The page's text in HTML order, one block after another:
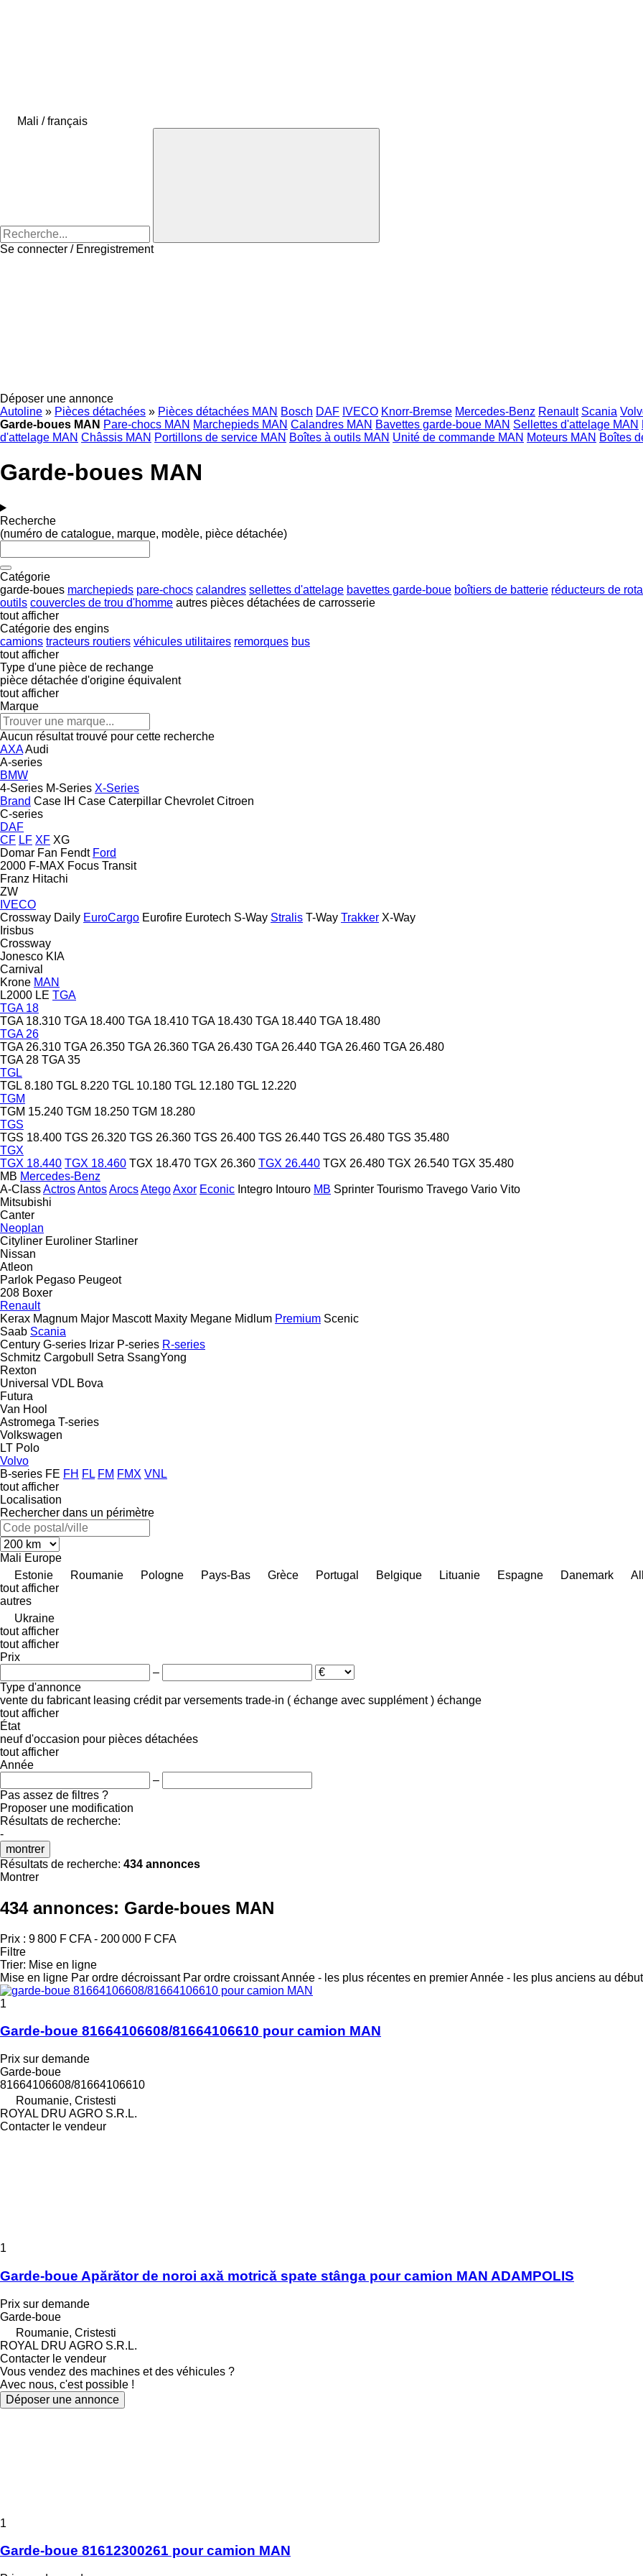
Mali / français
Se connecter / Enregistrement
Déposer une annonce
Autoline » Pièces détachées » Pièces détachées MAN Bosch DAF IVECO Knorr-Bremse Mercedes-Benz Renault Scania
Garde-boues MAN Pare-chocs MAN Marchepieds MAN Calandres MAN Bavettes garde-boue MAN Sellettes d'attelage MAN
d'attelage MAN Châssis MAN Portillons de service MAN Boîtes à outils MAN Unité de commande MAN Moteurs MAN Boîtes
Garde-boues MAN
Recherche
(numéro de catalogue, marque, modèle, pièce détachée)
Catégorie
garde-boues marchepieds pare-chocs calandres sellettes d'attelage bavettes garde-boue boîtiers de batterie réducteurs de
outils couvercles de trou d'homme autres pièces détachées de carrosserie
tout afficher
Catégorie des engins
camions tracteurs routiers véhicules utilitaires remorques bus
tout afficher
Type d'une pièce de rechange
pièce détachée d'origine équivalent
tout afficher
Marque
Aucun résultat trouvé pour cette recherche
AXAAudi
A-series
BMW
4-Series M-Series X-Series
Brand Case IH Case Caterpillar Chevrolet Citroen
C-series
DAF
CF LF XF XG
Domar Fan Fendt Ford
2000 F-MAX Focus Transit
Franz Hitachi
ZW
IVECO
Crossway Daily EuroCargo Eurofire Eurotech S-Way Stralis T-Way Trakker X-Way
Irisbus
Crossway
Jonesco KIA
Carnival
Krone MAN
L2000 LE TGA
TGA 18
TGA 18.310 TGA 18.400 TGA 18.410 TGA 18.430 TGA 18.440 TGA 18.480
TGA 26
TGA 26.310 TGA 26.350 TGA 26.360 TGA 26.430 TGA 26.440 TGA 26.460 TGA 26.480
TGA 28 TGA 35
TGL
TGL 8.180 TGL 8.220 TGL 10.180 TGL 12.180 TGL 12.220
TGM
TGM 15.240 TGM 18.250 TGM 18.280
TGS
TGS 18.400 TGS 26.320 TGS 26.360 TGS 26.400 TGS 26.440 TGS 26.480 TGS 35.480
TGX
TGX 18.440 TGX 18.460 TGX 18.470 TGX 26.360 TGX 26.440 TGX 26.480 TGX 26.540 TGX 35.480
MB Mercedes-Benz
A-ClassActrosAntosArocsAtegoAxor Econic Integro Intouro MB Sprinter Tourismo Travego Vario Vito
Mitsubishi
Canter
Neoplan
Cityliner Euroliner Starliner
Nissan
Atleon
Parlok Pegaso Peugeot
208 Boxer
Renault
Kerax Magnum Major Mascott Maxity Megane Midlum Premium Scenic
Saab Scania
Century G-series Irizar P-series R-series
Schmitz Cargobull
Setra SsangYong
Rexton
Universal VDL Bova
Futura
Van Hool
Astromega T-series
Volkswagen
LT Polo
Volvo
B-series FE FH FL FM FMX VNL
tout afficher
Localisation
Rechercher dans un périmètre
Mali Europe
Estonie
Roumanie Pologne Pays-Bas Grèce Portugal Belgique Lituanie Espagne Danemark
tout afficher
autres
Ukraine
tout afficher
tout afficher
Prix
–
Type d'annonce
vente du fabricant leasing crédit par versements trade-in ( échange avec supplément ) échange
tout afficher
État
neuf d'occasion pour pièces détachées
tout afficher
Année
–
Pas assez de filtres ?
Proposer une modification
Résultats de recherche:
-
montrer
Résultats de recherche: 434 annonces
Montrer
434 annonces: Garde-boues MAN
Prix : 9 800 F CFA - 200 000 F CFA
Filtre
Trier: Mise en ligne
Mise en ligne Par ordre décroissant Par ordre croissantAnnée - les plus récentes en premierAnnée - les plus anciens au début
1
Garde-boue 81664106608/81664106610 pour camion MAN
Prix sur demande
Garde-boue
81664106608/81664106610
Roumanie, Cristesti
ROYAL DRU AGRO S.R.L.
Contacter le vendeur
1
Garde-boue Apărător de noroi axă motrică spate stânga pour camion MAN ADAMPOLIS
Prix sur demande
Garde-boue
Roumanie, Cristesti
ROYAL DRU AGRO S.R.L.
Contacter le vendeur
Vous vendez des machines et des véhicules ?
Avec nous, c'est possible !
Déposer une annonce
1
Garde-boue 81612300261 pour camion MAN